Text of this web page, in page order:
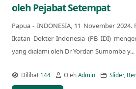
oleh Pejabat Setempat
Papua - INDONESIA, 11 November
Ikatan Dokter Indonesia (PB IDI)
yang dialami oleh Dr Yordan Sumomba y...
Dilihat 144 OlehAdmin Slider,